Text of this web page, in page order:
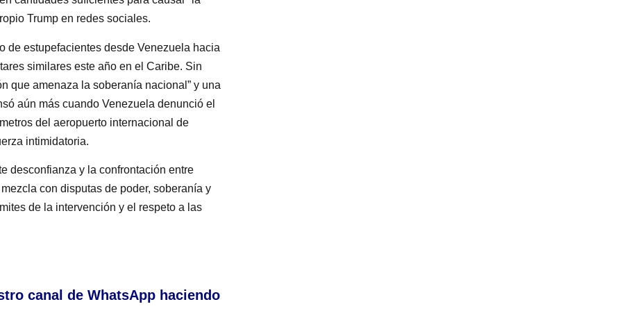
Trump en redes sociales.
de estupefacientes desde Venezuela hacia
similares este año en el Caribe. Sin
que amenaza la soberanía nacional” y una
aún más cuando Venezuela denunció el
del aeropuerto internacional de
intimidatoria.
desconfianza y la confrontación entre
con disputas de poder, soberanía y
de la intervención y el respeto a las
canal de WhatsApp haciendo